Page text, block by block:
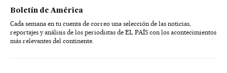
Boletín de América
Cada semana en tu cuenta de correo una selección de las noticias,
reportajes y análisis de los periodistas de EL PAÍS con los acontecimientos
más relevantes del continente.